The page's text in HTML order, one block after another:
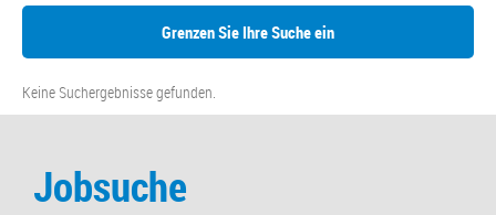
Grenzen Sie Ihre Suche ein
Keine Suchergebnisse gefunden.
Jobsuche